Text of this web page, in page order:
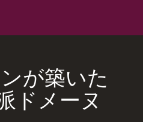
が築いた
ドメーヌ